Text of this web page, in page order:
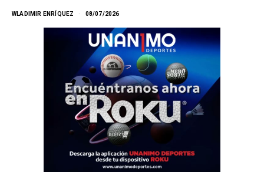
WLADIMIR ENRÍQUEZ 08/07/2026